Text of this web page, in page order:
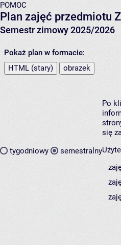
POMOC
Plan zajęć przedmiotu
Semestr zimowy 2025/2026
Pokaż plan w formacie:
HTML (stary)
obrazek
tygodniowy semestralny
Po
się